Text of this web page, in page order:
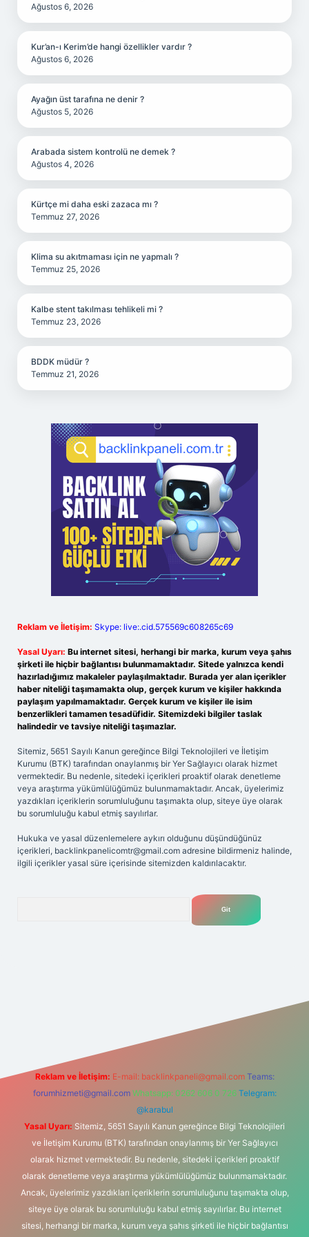
Ağustos 6, 2026
Kur’an-ı Kerim’de hangi özellikler vardır ?
Ağustos 6, 2026
Ayağın üst tarafına ne denir ?
Ağustos 5, 2026
Arabada sistem kontrolü ne demek ?
Ağustos 4, 2026
Kürtçe mi daha eski zazaca mı ?
Temmuz 27, 2026
Klima su akıtmaması için ne yapmalı ?
Temmuz 25, 2026
Kalbe stent takılması tehlikeli mi ?
Temmuz 23, 2026
BDDK müdür ?
Temmuz 21, 2026
Reklam ve İletişim: Skype: live:.cid.575569c608265c69
Yasal Uyarı: Bu internet sitesi, herhangi bir marka, kurum veya şahıs
şirketi ile hiçbir bağlantısı bulunmamaktadır. Sitede yalnızca kendi
hazırladığımız makaleler paylaşılmaktadır. Burada yer alan içerikler
haber niteliği taşımamakta olup, gerçek kurum ve kişiler hakkında
paylaşım yapılmamaktadır. Gerçek kurum ve kişiler ile isim
benzerlikleri tamamen tesadüfidir. Sitemizdeki bilgiler taslak
halindedir ve tavsiye niteliği taşımazlar.
Sitemiz, 5651 Sayılı Kanun gereğince Bilgi Teknolojileri ve İletişim
Kurumu (BTK) tarafından onaylanmış bir Yer Sağlayıcı olarak hizmet
vermektedir. Bu nedenle, sitedeki içerikleri proaktif olarak denetleme
veya araştırma yükümlülüğümüz bulunmamaktadır. Ancak, üyelerimiz
yazdıkları içeriklerin sorumluluğunu taşımakta olup, siteye üye olarak
bu sorumluluğu kabul etmiş sayılırlar.
Hukuka ve yasal düzenlemelere aykırı olduğunu düşündüğünüz
içerikleri, backlinkpanelicomtr@gmail.com adresine bildirmeniz halinde,
ilgili içerikler yasal süre içerisinde sitemizden kaldırılacaktır.
Reklam ve İletişim: E-mail: backlinkpaneli@gmail.com Teams:
forumhizmeti@gmail.com Whatsapp: 0262 606 0 726 Telegram:
@karabul
Yasal Uyarı: Sitemiz, 5651 Sayılı Kanun gereğince Bilgi Teknolojileri
ve İletişim Kurumu (BTK) tarafından onaylanmış bir Yer Sağlayıcı
olarak hizmet vermektedir. Bu nedenle, sitedeki içerikleri proaktif
olarak denetleme veya araştırma yükümlülüğümüz bulunmamaktadır.
Ancak, üyelerimiz yazdıkları içeriklerin sorumluluğunu taşımakta olup,
siteye üye olarak bu sorumluluğu kabul etmiş sayılırlar. Bu internet
sitesi, herhangi bir marka, kurum veya şahıs şirketi ile hiçbir bağlantısı